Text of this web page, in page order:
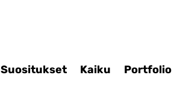
Suositukset Kaiku Portfolio